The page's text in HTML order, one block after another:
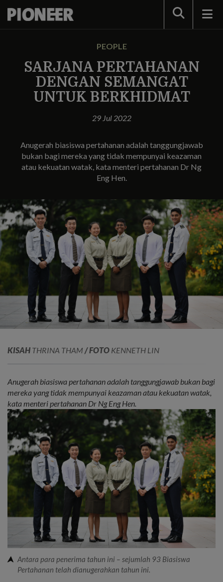
Search
PEOPLE
SARJANA PERTAHANAN
DENGAN SEMANGAT
UNTUK BERKHIDMAT
29 Jul 2022
Anugerah biasiswa pertahanan adalah tanggungjawab
bukan bagi mereka yang tidak mempunyai keazaman
atau kekuatan watak, kata menteri pertahanan Dr Ng
Eng Hen.
KISAH THRINA THAM / FOTO KENNETH LIN
Anugerah biasiswa pertahanan adalah tanggungjawab bukan bagi
mereka yang tidak mempunyai keazaman atau kekuatan watak,
kata menteri pertahanan Dr Ng Eng Hen.
Antara para penerima tahun ini – sejumlah 93 Biasiswa
Pertahanan telah dianugerahkan tahun ini.